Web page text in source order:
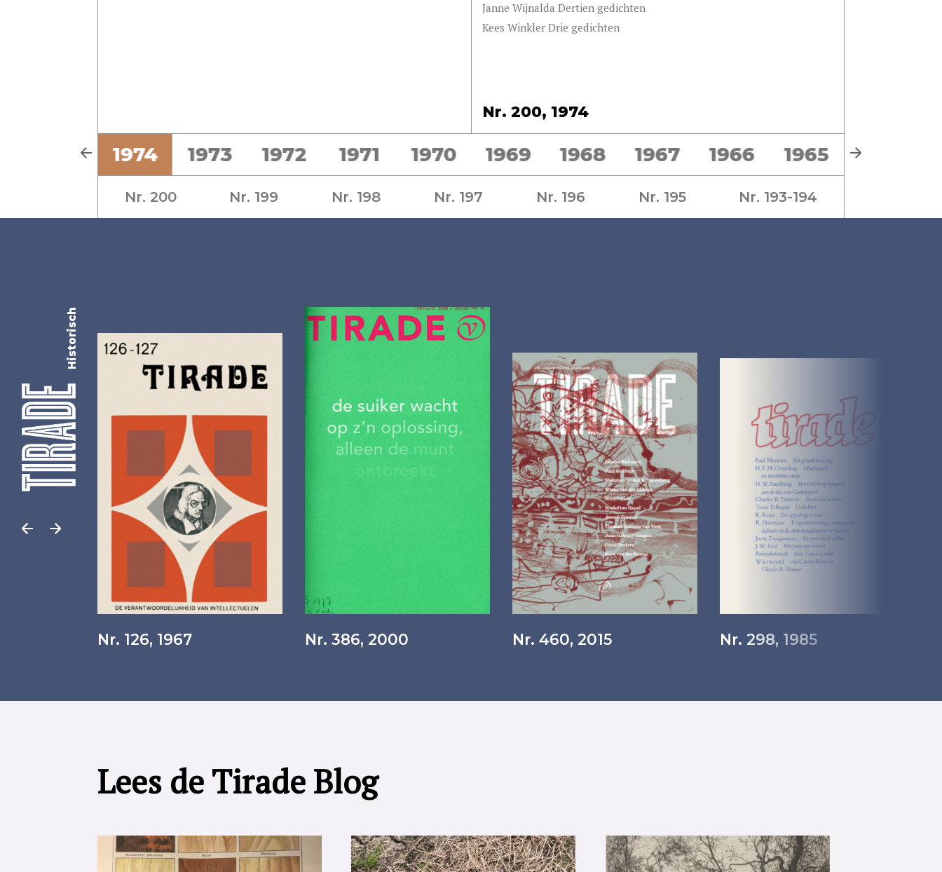
Janne Wijnalda Dertien gedichten
Kees Winkler Drie gedichten
Nr. 200, 1974
1975 1974 1973 1972 1971 1970 1969 1968 1967 1966 1965 1964
Nr. 200 Nr. 199 Nr. 198 Nr. 197 Nr. 196 Nr. 195 Nr. 193-194
Historisch
Nr. 126, 1967 Nr. 386, 2000 Nr. 460, 2015 Nr. 298, 1985
Lees de Tirade Blog